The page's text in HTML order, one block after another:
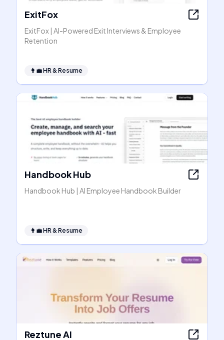
ExitFox
ExitFox | AI-Powered Exit Interviews & Employee
Retention
👩‍💼HR & Resume
Handbook Hub
Handbook Hub | AI Employee Handbook Builder
👩‍💼HR & Resume
Reztune AI